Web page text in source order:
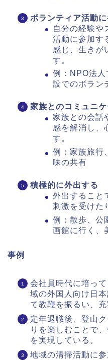
ボランティア活動
自分の経験や
活動に参加す
感じ、生きが
す。
例：NPO法人
設でのボラン
家族とのコミュニ
家族との会話
感を解消し、
す。
例：家族旅行
味の共有
積極的に外出する
外出すること
刺激を受けた
例：散歩、公
画館に行く、
事例
会社員時代に培っ
域の外国人向け日
て教鞭を振るい、
定年退職後、登山
りを楽しむことで
を実現している。
地域の清掃活動に